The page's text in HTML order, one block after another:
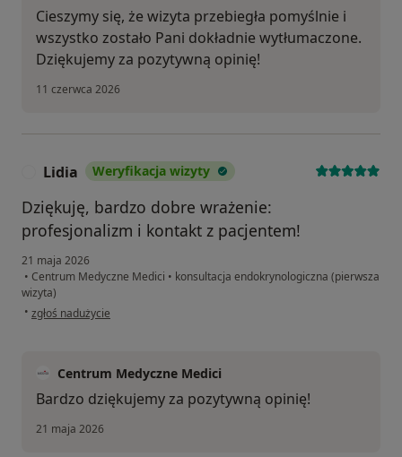
Cieszymy się, że wizyta przebiegła pomyślnie i
wszystko zostało Pani dokładnie wytłumaczone.
Dziękujemy za pozytywną opinię!
11 czerwca 2026
Lidia Weryfikacja wizyty
Dziękuję, bardzo dobre wrażenie:
profesjonalizm i kontakt z pacjentem!
21 maja 2026
• Centrum Medyczne Medici • konsultacja endokrynologiczna (pierwsza
wizyta)
• w opinii użytkownika Lidia
zgłoś nadużycie
Centrum Medyczne Medici
Bardzo dziękujemy za pozytywną opinię!
21 maja 2026